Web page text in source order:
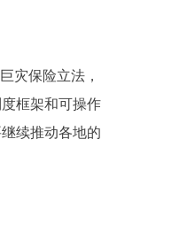
灾保险立法，
框架和可操作
续推动各地的